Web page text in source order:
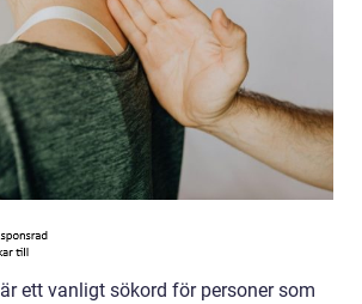
är ett vanligt sökord för personer som